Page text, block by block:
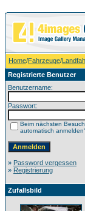
Home/Fahrzeuge/
Registrierte Benutzer
Benutzername:
Passwort:
Beim nächsten Besuch
automatisch
» Password vergessen
» Registrierung
Zufallsbild